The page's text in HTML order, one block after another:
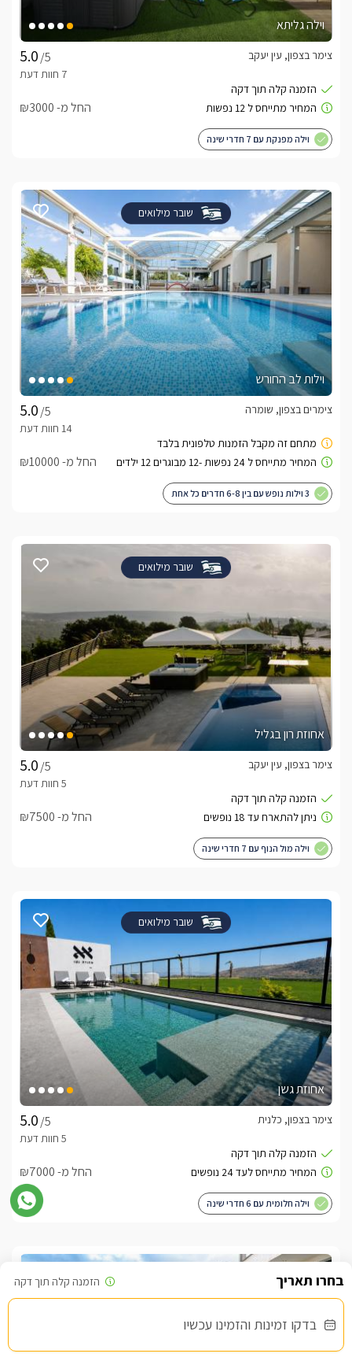
בדקו זמינות והזמינו עכשיו
וילה גליתא
/5
צימר בצפון, עין יעקב
החל מ- ₪3000
וילה מפנקת עם 7 חדרי שינה
שובר מילואים
וילות לב החורש
/5
צימרים בצפון, שומרה
החל מ- ₪10000
3 וילות נופש עם בין 6-8 חדרים כל אחת
שובר מילואים
אחוזת רון בגליל
/5
צימר בצפון, עין יעקב
החל מ- ₪7500
וילה מול הנוף עם 7 חדרי שינה
שובר מילואים
אחוזת גשן
/5
צימר בצפון, כלנית
החל מ- ₪7000
וילה חלומית עם 6 חדרי שינה